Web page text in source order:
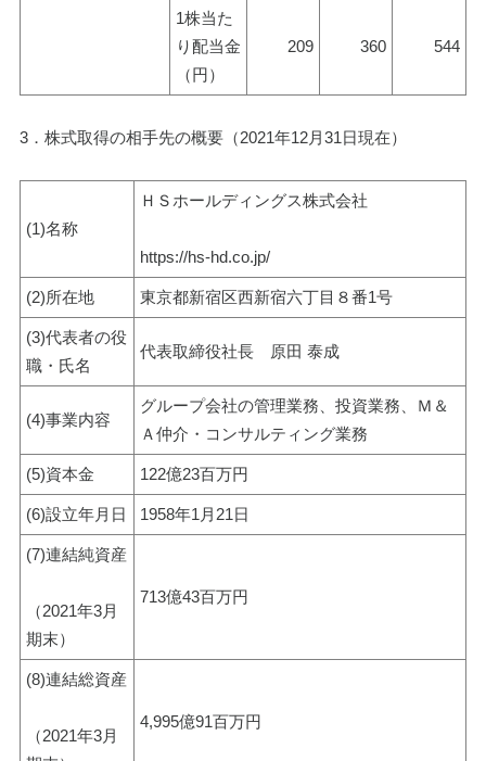
1株当た
り配当金
（円）
209 360 544
3．株式取得の相手先の概要（2021年12月31日現在）
(1)名称
ＨＳホールディングス株式会社
https://hs-hd.co.jp/
(2)所在地 東京都新宿区西新宿六丁目８番1号
(3)代表者の役
職・氏名
代表取締役社長　原田 泰成
(4)事業内容
グループ会社の管理業務、投資業務、Ｍ＆
Ａ仲介・コンサルティング業務
(5)資本金 122億23百万円
(6)設立年月日 1958年1月21日
(7)連結純資産
（2021年3月
期末）
713億43百万円
(8)連結総資産
（2021年3月
4,995億91百万円